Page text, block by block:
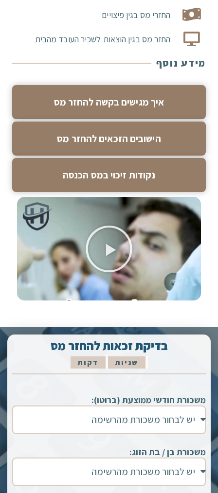
החזרי מס בגין פיצויים
החזר מס בגין הוצאות לשכיר העובד מהבית
מידע נוסף
איך מגישים בקשה להחזר מס
הישובים הזכאים להחזר מס
נקודות זיכוי במס הכנסה
בדיקת זכאות להחזר מס
דקות שניות
משכורת חודשי ממוצעת (ברוטו):
משכורת בן / בת הזוג: